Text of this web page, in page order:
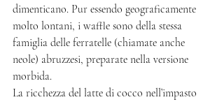
dimenticano. Pur essendo geograficamente
molto lontani, i waffle sono della stessa
famiglia delle ferratelle (chiamate anche
neole) abruzzesi, preparate nella versione
morbida.
La ricchezza del latte di cocco nell’impasto